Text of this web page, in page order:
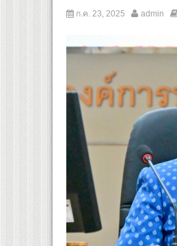
ก.ค. 23, 2025 admin